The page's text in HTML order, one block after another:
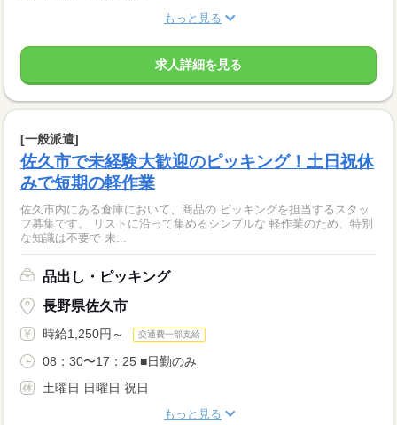
もっと見る
求人詳細を見る
[一般派遣]
佐久市で未経験大歓迎のピッキング！土日祝休
みで短期の軽作業
佐久市内にある倉庫において、商品の ピッキングを担当するスタッ
フ募集です。 リストに沿って集めるシンプルな 軽作業のため、特別
な知識は不要で 未...
品出し・ピッキング
長野県佐久市
時給1,250円～ 交通費一部支給
08：30〜17：25 ■日勤のみ
土曜日 日曜日 祝日
もっと見る